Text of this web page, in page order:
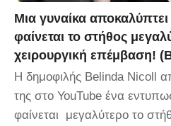
Μια γυναίκα
φαίνεται το στήθος
χειρουργική επέμβαση!
Η δημοφιλής Belinda Nicoll
της στο YouTube ένα
φαίνεται μεγαλύτερο το